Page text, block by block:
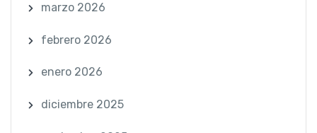
marzo 2026
febrero 2026
enero 2026
diciembre 2025